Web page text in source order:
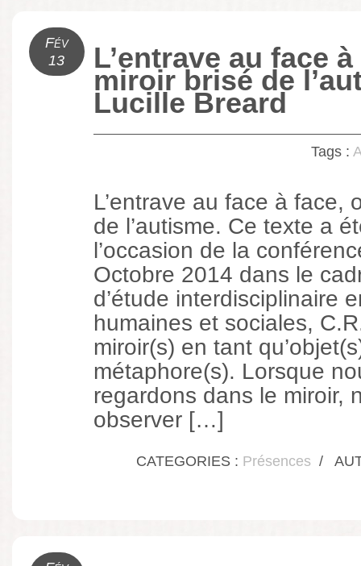
Fév
13
L’entrave au face
miroir brisé de
Lucille Breard
Tags :
L’entrave au face à face,
de l’autisme. Ce texte a
l’occasion de la
Octobre 2014 dans le
d’étude interdisciplinaire
humaines et sociales,
miroir(s) en tant
métaphore(s). Lorsque
regardons dans le miroir,
observer […]
CATEGORIES : Présences /